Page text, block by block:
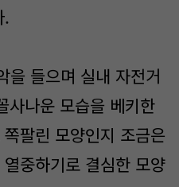
.
을 들으며 실내 자전거
사나운 모습을 베키한
팔린 모양인지 조금은
중하기로 결심한 모양